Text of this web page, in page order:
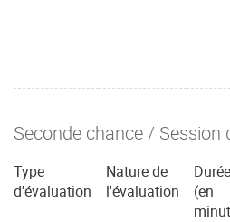
Seconde chance / Session
Type
d'évaluation
Nature de
l'évaluation
Durée
(en